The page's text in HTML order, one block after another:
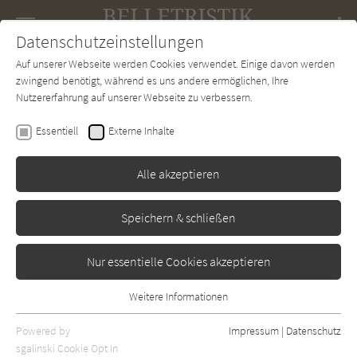
SUCHE Forum Charts Newsletter
Jochen Schimmang
Der schöne Vogel Phönix
Erschienen: Januar 1979 Bibliogr. Angaben
Datenschutzeinstellungen
Auf unserer Webseite werden Cookies verwendet. Einige davon werden
zwingend benötigt, während es uns andere ermöglichen, Ihre
Nutzererfahrung auf unserer Webseite zu verbessern.
Essentiell Externe Inhalte
Alle akzeptieren
Speichern & schließen
Nur essentielle Cookies akzeptieren
Essentielle Cookies werden für grundlegende Funktionen der
Webseite benötigt. Dadurch ist gewährleistet, dass die Webseite
Weitere Informationen
Powered by
sgalinski Cookie Opt In
Impressum | Datenschutz